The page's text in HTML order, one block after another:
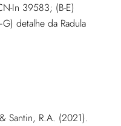
In 39583; (B-E)
detalhe da Radula
Santin, R.A. (2021).